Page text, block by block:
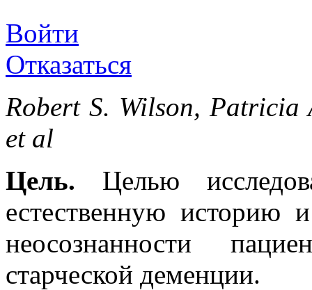
Войти
Отказаться
Robert S. Wilson,
et al
Цель. Целью
естественную историю
неосознанности
старческой деменции.